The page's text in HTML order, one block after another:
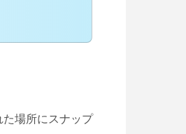
場所にスナップ